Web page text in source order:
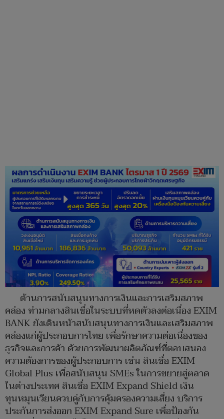
ด้านการสนับสนุนทางการเงินและการเสริมสภาพ
คล่อง ท่ามกลางสินเชื่อในระบบที่หดตัวลงต่อเนื่อง EXIM
BANK ยังเดินหน้าสนับสนุนทางการเงินและเสริมสภาพ
คล่องแก่ผู้ประกอบการไทย เพื่อรักษาความต่อเนื่องของ
ธุรกิจและการค้า ด้วยการพัฒนาผลิตภัณฑ์ที่ตอบสนอง
ความต้องการของผู้ประกอบการ เช่น สินเชื่อ EXIM
Global Plus เพื่อสนับสนุน SMEs ในการขยายสู่ตลาด
ในต่างประเทศ สินเชื่อ EXIM Expand Shield เงิน
ทุนหมุนเวียนควบคู่กับการคุ้มครองความเสี่ยง บริการ
ประกันการส่งออก EXIM Expand Sure เพื่อป้องกัน